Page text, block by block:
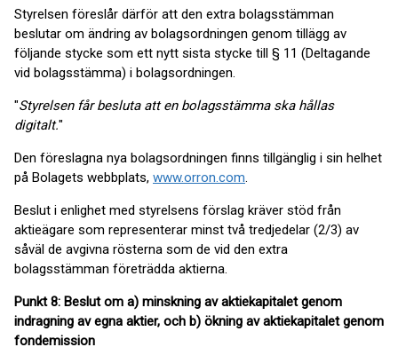
Styrelsen föreslår därför att den extra bolagsstämman
beslutar om ändring av bolagsordningen genom tillägg av
följande stycke som ett nytt sista stycke till § 11 (Deltagande
vid bolagsstämma) i bolagsordningen.
"Styrelsen får besluta att en bolagsstämma ska hållas
digitalt."
Den föreslagna nya bolagsordningen finns tillgänglig i sin helhet
på Bolagets webbplats, www.orron.com.
Beslut i enlighet med styrelsens förslag kräver stöd från
aktieägare som representerar minst två tredjedelar (2/3) av
såväl de avgivna rösterna som de vid den extra
bolagsstämman företrädda aktierna.
Punkt 8: Beslut om a) minskning av aktiekapitalet genom
indragning av egna aktier, och b) ökning av aktiekapitalet genom
fondemission